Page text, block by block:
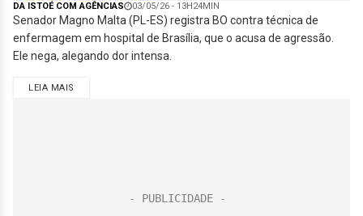
DA ISTOÉ COM AGÊNCIAS 03/05/26 - 13H24MIN
Senador Magno Malta (PL-ES) registra BO contra técnica de
enfermagem em hospital de Brasília, que o acusa de agressão.
Ele nega, alegando dor intensa.
LEIA MAIS